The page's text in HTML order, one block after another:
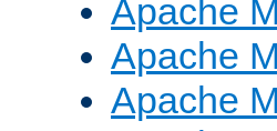
Apache
Apache
Apache